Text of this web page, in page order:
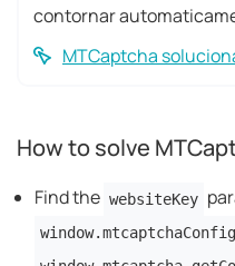
contornar
MTCaptcha
How to solve
Find the websiteKey